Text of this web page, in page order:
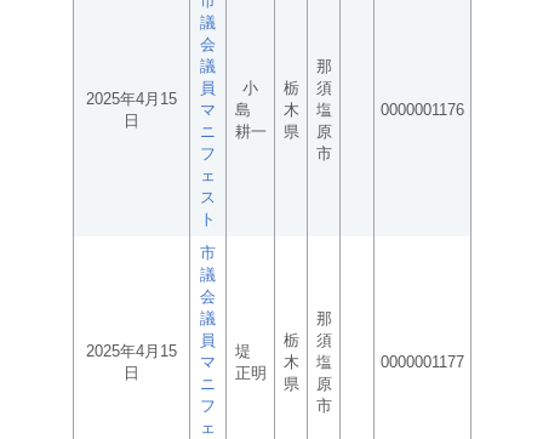
2025年4月15
日
議
会
議
員
マ
ニ
フ
ェ
ス
ト
小
島
耕一
栃
木
県
那
須
塩
原
市
0000001176
2025年4月15
日
市
議
会
議
員
マ
ニ
フ
ェ
堤
正明
栃
木
県
那
須
塩
原
市
0000001177